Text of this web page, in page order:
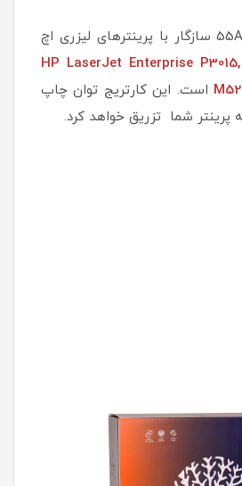
کارتریج لیزری مدل 55A سازگار با پرینترهای لیزری اچ
HP LaserJet Enterprise
است. این کارتریج توان چاپ
پرینتر شما تزریق خواهد کرد.